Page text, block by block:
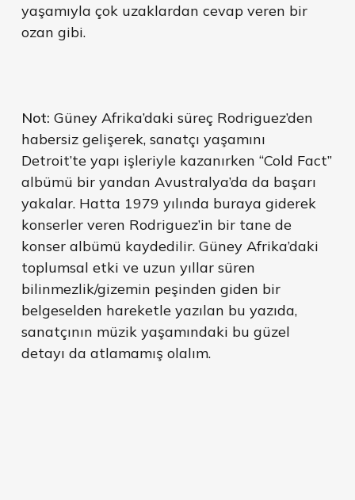
yaşamıyla çok uzaklardan cevap veren bir
ozan gibi.
Not: Güney Afrika’daki süreç Rodriguez’den
habersiz gelişerek, sanatçı yaşamını
Detroit’te yapı işleriyle kazanırken “Cold Fact”
albümü bir yandan Avustralya’da da başarı
yakalar. Hatta 1979 yılında buraya giderek
konserler veren Rodriguez’in bir tane de
konser albümü kaydedilir. Güney Afrika’daki
toplumsal etki ve uzun yıllar süren
bilinmezlik/gizemin peşinden giden bir
belgeselden hareketle yazılan bu yazıda,
sanatçının müzik yaşamındaki bu güzel
detayı da atlamamış olalım.